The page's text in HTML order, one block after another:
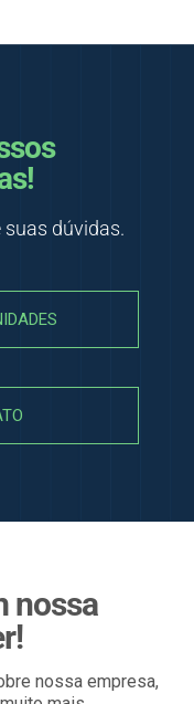
dúvidas.
nossa
nossa empresa,